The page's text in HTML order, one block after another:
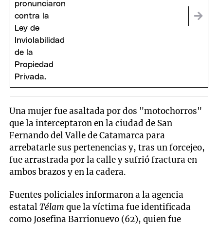
Una mujer fue asaltada por dos "motochorros"
que la interceptaron en la ciudad de San
Fernando del Valle de Catamarca para
arrebatarle sus pertenencias y, tras un forcejeo,
fue arrastrada por la calle y sufrió fractura en
ambos brazos y en la cadera.
Fuentes policiales informaron a la agencia
estatalTélam que la víctima fue identificada
como Josefina Barrionuevo (62), quien fue